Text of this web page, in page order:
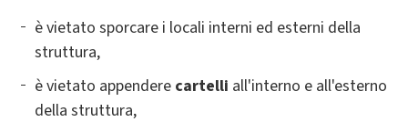
è vietato sporcare i locali interni ed esterni della
struttura,
è vietato appendere cartelli all'interno e all'esterno
della struttura,